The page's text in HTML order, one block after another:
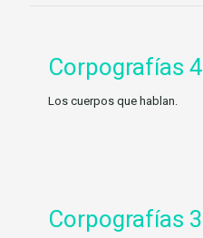
Corpografías 4
Los cuerpos que hablan.
Corpografías 3